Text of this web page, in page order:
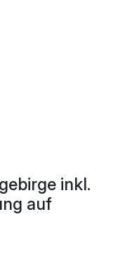
inkl.
auf